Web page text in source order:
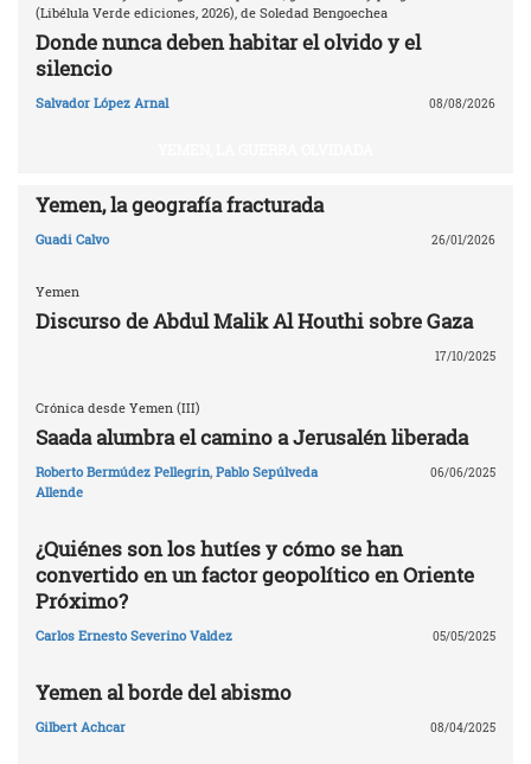
(Libélula Verde ediciones, 2026), de Soledad Bengoechea
Donde nunca deben habitar el olvido y el
silencio
Salvador López Arnal 08/08/2026
Yemen, la geografía fracturada
Guadi Calvo 26/01/2026
Yemen
Discurso de Abdul Malik Al Houthi sobre Gaza
17/10/2025
Crónica desde Yemen (III)
Saada alumbra el camino a Jerusalén liberada
Roberto Bermúdez Pellegrin, Pablo Sepúlveda
Allende
06/06/2025
¿Quiénes son los hutíes y cómo se han
convertido en un factor geopolítico en Oriente
Próximo?
Carlos Ernesto Severino Valdez 05/05/2025
Yemen al borde del abismo
Gilbert Achcar 08/04/2025